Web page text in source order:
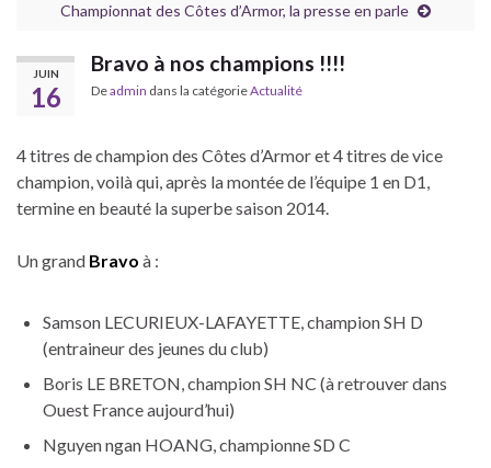
Championnat des Côtes d’Armor, la presse en parle
JUIN
16
Bravo à nos champions !!!!
Deadmin dans la catégorieActualité
4 titres de champion des Côtes d’Armor et 4 titres de vice
champion, voilà qui, après la montée de l’équipe 1 en D1,
termine en beauté la superbe saison 2014.
Un grand Bravo à :
Samson LECURIEUX-LAFAYETTE, champion SH D
(entraineur des jeunes du club)
Boris LE BRETON, champion SH NC (à retrouver dans
Ouest France aujourd’hui)
Nguyen ngan HOANG, championne SD C